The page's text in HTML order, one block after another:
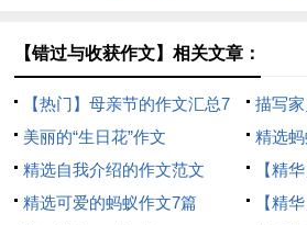
【错过与收获作文】相关文章：
【热门】母亲节的作文汇总7
篇
描写
美丽的“生日花”作文
精选
精选自我介绍的作文范文
【精
精选可爱的蚂蚁作文7篇
【精